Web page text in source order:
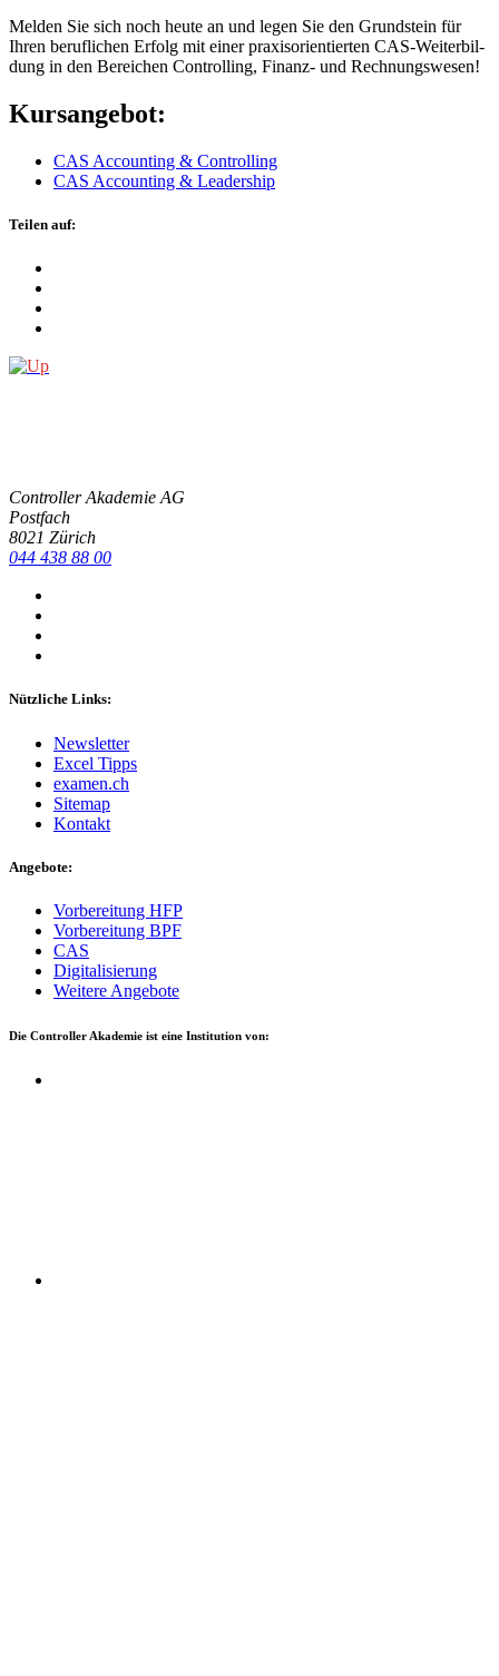
Mel­den Sie sich noch heu­te an und legen Sie den Grund­stein für
Ihren beruf­li­chen Erfolg mit einer pra­xis­ori­en­tier­ten CAS-Wei­ter­bil­
dung in den Berei­chen Con­trol­ling, Finanz- und Rech­nungs­we­sen!
Kursangebot:
CAS Accoun­ting & Con­trol­ling
CAS Accoun­ting & Lea­der­ship
Teilen auf:
Con­trol­ler Aka­de­mie AG
Post­fach
8021 Zürich
044 438 88 00
Nützliche Links:
News­let­ter
Excel Tipps
examen.ch
Site­map
Kon­takt
Angebote:
Vor­be­rei­tung HFP
Vor­be­rei­tung BPF
CAS
Digi­ta­li­sie­rung
Wei­te­re Ange­bo­te
Die Con­trol­ler Aka­de­mie ist eine Insti­tu­ti­on von: